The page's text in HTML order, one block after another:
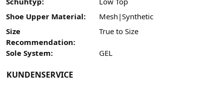
Shoe Upper Material:
Mesh|Synthetic
Size
Recommendation:
True to Size
Sole System: GEL
KUNDENSERVICE